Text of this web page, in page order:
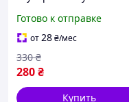
141)
Готово к отправке
от28₴/мес
280₴
330 ₴
Купить